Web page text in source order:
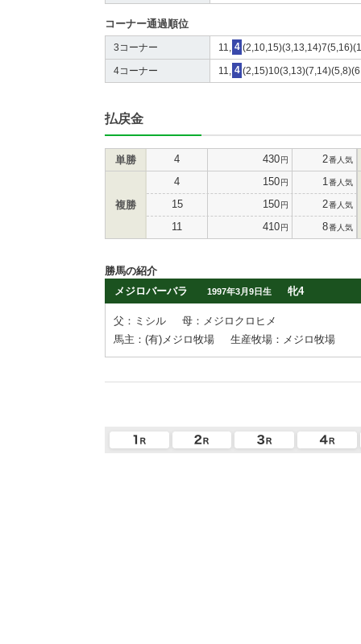
コーナー通過順位
3コーナー 11, 4
4コーナー 11, 4
払戻金
単勝 4 430円 2番人気
複勝
4 150円 1 番人気
15 150円 2番人気
11 410円 8番人気
勝馬の紹介
メジロバーバラ
1997年3月9日生 牝4
父：ミシル
母：メジロクロヒメ
馬主：(有)メジロ牧場
生産牧場：メジロ牧場